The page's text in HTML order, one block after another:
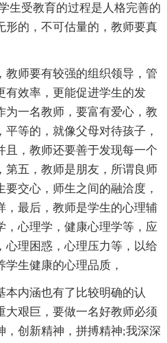
生受教育的过程是人格完善的
形的，不可估量的，教师要真
教师要有较强的组织领导，管
有效率，更能促进学生的发
为一名教师，要富有爱心，教
等的，就像父母对待孩子，
且，教师还要善于发现每一个
第五，教师是朋友，所谓良师
交心，师生之间的融洽度，
，最后，教师是学生的心理辅
，心理学，健康心理学等，应
心理困惑，心理压力等，以给
生健康的心理品质，
本内涵也有了比较明确的认
大艰巨，要做一名好教师必须
，创新精神，拼搏精神;我深深